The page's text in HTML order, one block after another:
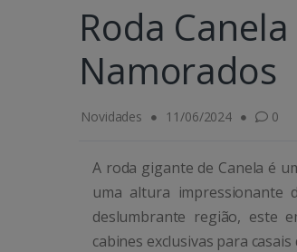
Roda
Namorados
Novidades 11/06/2024 0
A roda gigante de Canela é
uma altura
deslumbrante região, este
cabines exclusivas para